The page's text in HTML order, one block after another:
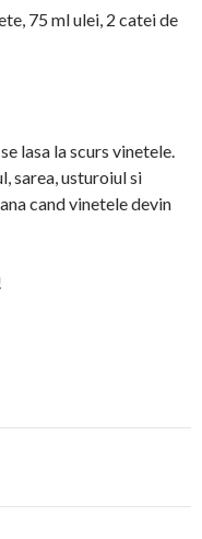
75 ml ulei, 2 catei de
lasa la scurs vinetele.
sarea, usturoiul si
cand vinetele devin